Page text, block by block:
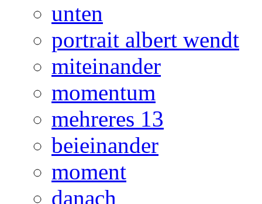
unten
portrait albert wendt
miteinander
momentum
mehreres 13
beieinander
moment
danach